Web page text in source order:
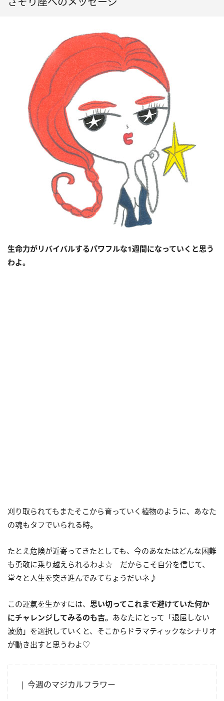
生命力がリバイバルするパワフルな1週間になっていくと思う
わよ。
刈り取られてもまたそこから育っていく植物のように、あなた
の魂もタフでいられる時。
たとえ危険が近寄ってきたとしても、今のあなたはどんな困難
も勇敢に乗り越えられるわよ☆ だからこそ自分を信じて、
堂々と人生を突き進んでみてちょうだいネ♪
この運氣を生かすには、 思い切ってこれまで避けていた何か
にチャレンジしてみるのも吉。 あなたにとって「退屈しない
波動」を選択していくと、そこからドラマティックなシナリオ
が動き出すと思うわよ♡
今週のマジカルフラワー